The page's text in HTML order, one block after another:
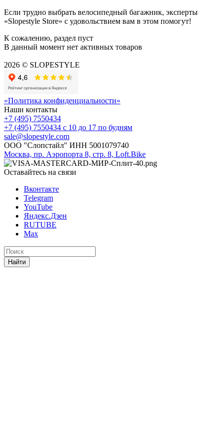
Если трудно выбрать велосипедный багажник, эксперты
«Slopestyle Store» с удовольствием вам в этом помогут!
К сожалению, раздел пуст
В данный момент нет активных товаров
2026 © SLOPESTYLE
«Политика конфиденциальности»
Наши контакты
+7 (495) 7550434
+7 (495) 7550434 с 10 до 17 по будням
sale@slopestyle.com
ООО "Слопстайл" ИНН 5001079740
Москва, пр. Аэропорта 8, стр. 8, Loft.Bike
Оставайтесь на связи
Вконтакте
Telegram
YouTube
Яндекс.Дзен
RUTUBE
Max
Найти